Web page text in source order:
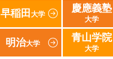
早稲田 大学
慶應義塾
大学
明治大学
青山学院
大学